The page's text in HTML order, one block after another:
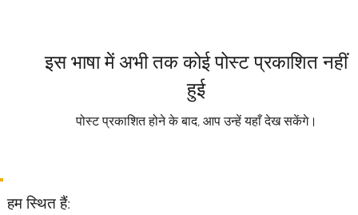
इस भाषा में अभी तक कोई पोस्ट प्रकाशित नहीं
हुई
पोस्ट प्रकाशित होने के बाद, आप उन्हें यहाँ देख सकेंगे।
हम स्थित हैं: